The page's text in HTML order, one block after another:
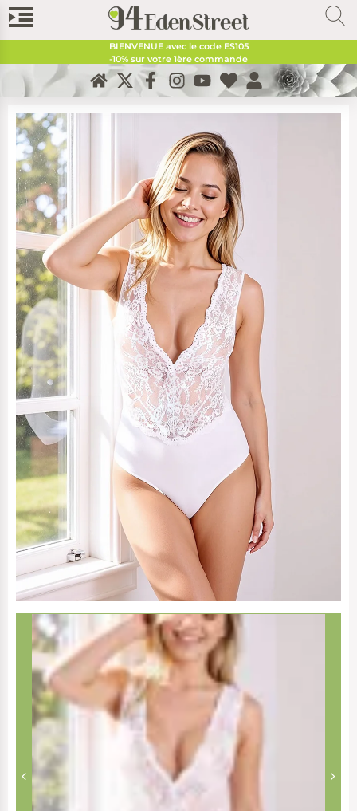
BIENVENUE avec le code ES105
-10% sur votre 1ère commande